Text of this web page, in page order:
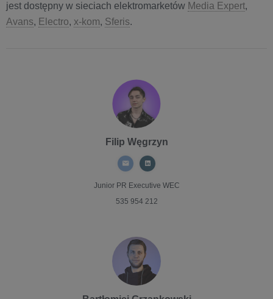
jest dostępny w sieciach elektromarketów Media Expert,
Avans, Electro, x-kom, Sferis.
Filip Węgrzyn
Junior PR Executive WEC
535 954 212